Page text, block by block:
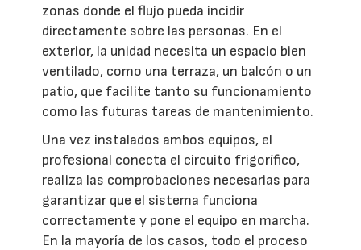
zonas donde el flujo pueda incidir
directamente sobre las personas. En el
exterior, la unidad necesita un espacio bien
ventilado, como una terraza, un balcón o un
patio, que facilite tanto su funcionamiento
como las futuras tareas de mantenimiento.
Una vez instalados ambos equipos, el
profesional conecta el circuito frigorífico,
realiza las comprobaciones necesarias para
garantizar que el sistema funciona
correctamente y pone el equipo en marcha.
En la mayoría de los casos, todo el proceso